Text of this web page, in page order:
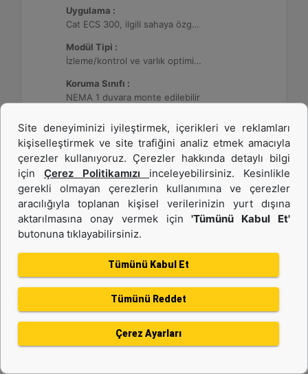
Uygulama :
Cat ECS 300, ilgili sahaya özgü varlık gereksinimlerini karşılayacak şekilde yapılandırılabildiği çeşitli mikro şebekelerde kullanılmaktadır.
Modül Tipi :
İzleme/kontrol ve varlık optimizasyonu, 4 adede kadar Dağıtılmış Enerji Kaynağı (DER) ile yapılandırılabilir.
Koruma Sınıfı :
NEMA 1 duvara monte edilebilir
Detay Teklif Al
DE26E3S (50 Hz)
Site deneyiminizi iyileştirmek, içerikleri ve reklamları
kişiselleştirmek ve site trafiğini analiz etmek amacıyla
çerezler kullanıyoruz. Çerezler hakkında detaylı bilgi
için Çerez Politikamızı inceleyebilirsiniz. Kesinlikle
gerekli olmayan çerezlerin kullanımına ve çerezler
aracılığıyla toplanan kişisel verilerinizin yurt dışına
aktarılmasına onay vermek için'Tümünü Kabul Et'
butonuna tıklayabilirsiniz.
Tümünü Kabul Et
Tümünü Reddet
Çerez Ayarları